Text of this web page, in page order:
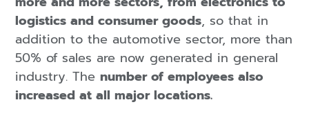
logistics and consumer goods, so that in
addition to the automotive sector, more than
50% of sales are now generated in general
industry. Thenumber of employees also
increased at all major locations.